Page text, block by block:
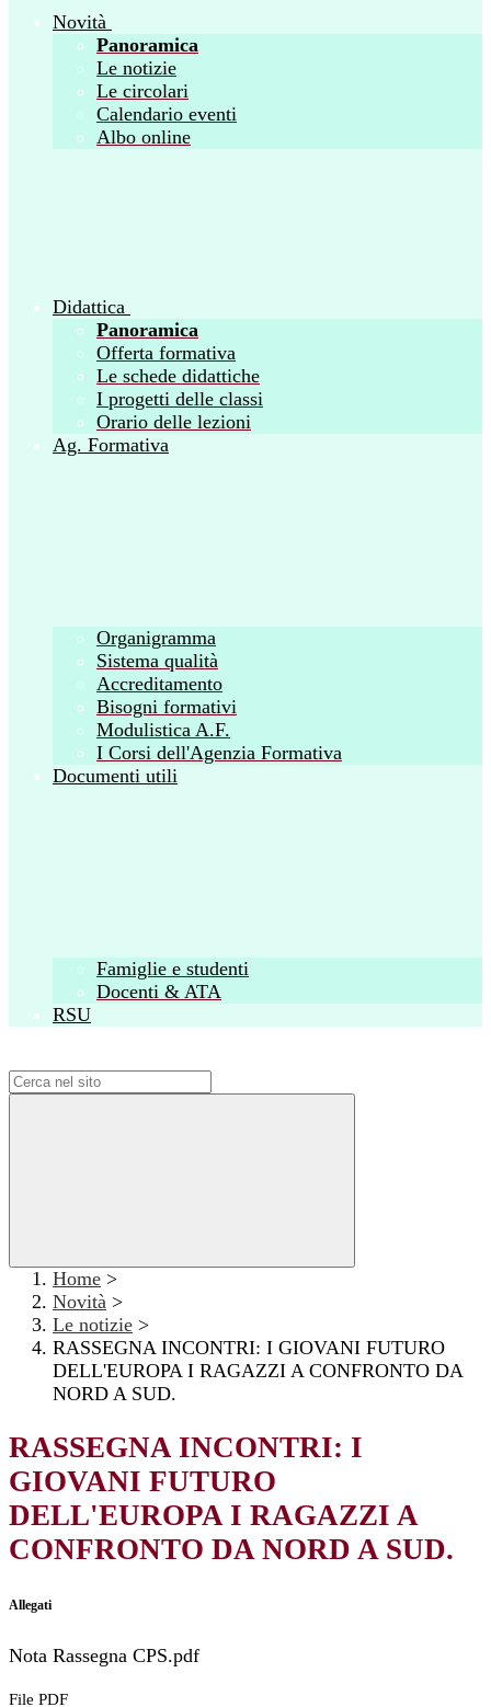
Novità
Panoramica
Le notizie
Le circolari
Calendario eventi
Albo online
Didattica
Panoramica
Offerta formativa
Le schede didattiche
I progetti delle classi
Orario delle lezioni
Ag. Formativa
Organigramma
Sistema qualità
Accreditamento
Bisogni formativi
Modulistica A.F.
I Corsi dell'Agenzia Formativa
Documenti utili
Famiglie e studenti
Docenti & ATA
RSU
Home >
Novità >
Le notizie >
RASSEGNA INCONTRI: I GIOVANI FUTURO
DELL'EUROPA I RAGAZZI A CONFRONTO DA
NORD A SUD.
RASSEGNA INCONTRI: I
GIOVANI FUTURO
DELL'EUROPA I RAGAZZI A
CONFRONTO DA NORD A SUD.
Allegati
Nota Rassegna CPS.pdf
File PDF